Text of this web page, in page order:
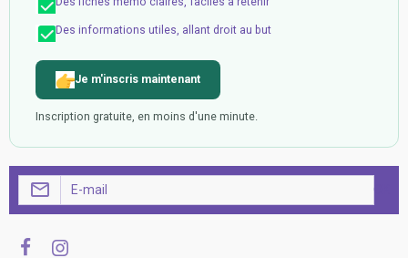
Des informations utiles, allant droit au but
Je m'inscris maintenant
Inscription gratuite, en moins d'une minute.
OK